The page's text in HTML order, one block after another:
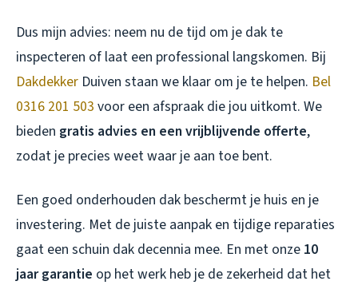
Dus mijn advies: neem nu de tijd om je dak te
inspecteren of laat een professional langskomen. Bij
Dakdekker Duiven staan we klaar om je te helpen. Bel
0316 201 503 voor een afspraak die jou uitkomt. We
bieden gratis advies en een vrijblijvende offerte,
zodat je precies weet waar je aan toe bent.
Een goed onderhouden dak beschermt je huis en je
investering. Met de juiste aanpak en tijdige reparaties
gaat een schuin dak decennia mee. En met onze 10
jaar garantie op het werk heb je de zekerheid dat het